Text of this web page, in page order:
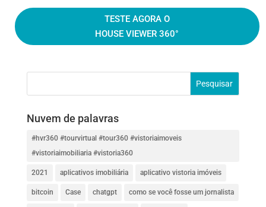
TESTE AGORA O
HOUSE VIEWER 360°
Nuvem de palavras
#hvr360 #tourvirtual #tour360 #vistoriaimoveis
#vistoriaimobiliaria #vistoria360
2021 aplicativos imobiliária aplicativo vistoria imóveis
bitcoin Case chatgpt como se você fosse um jornalista